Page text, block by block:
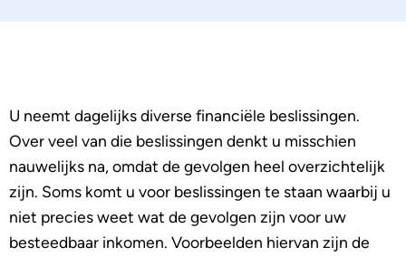
U neemt dagelijks diverse financiële beslissingen.
Over veel van die beslissingen denkt u misschien
nauwelijks na, omdat de gevolgen heel overzichtelijk
zijn. Soms komt u voor beslissingen te staan waarbij u
niet precies weet wat de gevolgen zijn voor uw
besteedbaar inkomen. Voorbeelden hiervan zijn de